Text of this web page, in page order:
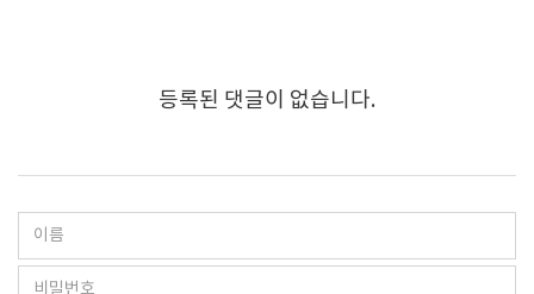
등록된 댓글이 없습니다.